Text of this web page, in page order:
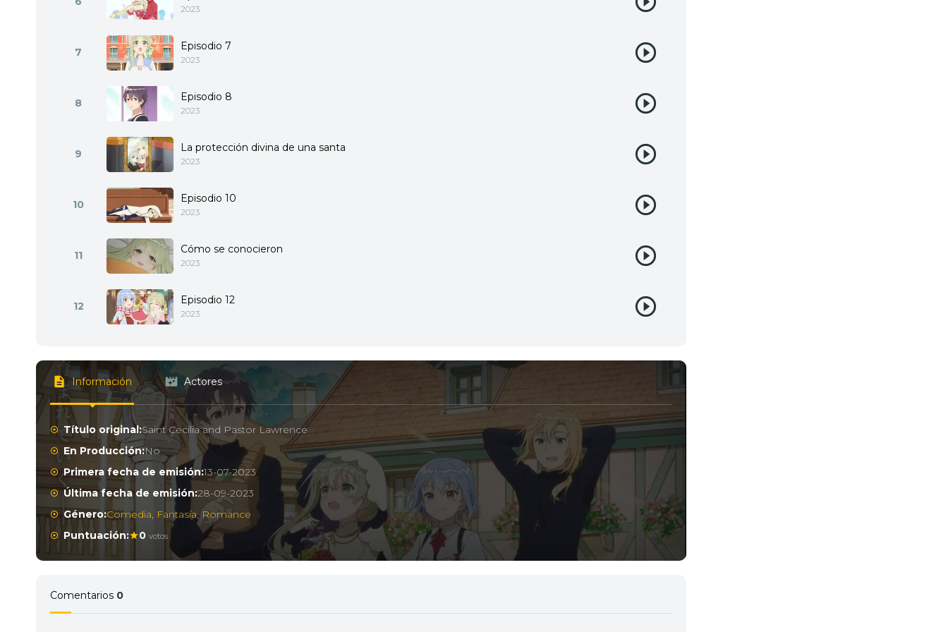
2023
7 Episodio 7
2023
8 Episodio 8
2023
9 La protección divina de una santa
2023
10 Episodio 10
2023
11 Cómo se conocieron
2023
12 Episodio 12
2023
Información Actores
Título original:Saint Cecilia and Pastor Lawrence
En Producción:No
Primera fecha de emisión:13-07-2023
Última fecha de emisión:28-09-2023
Género:Comedia, Fantasía,Romance
Puntuación:
0 votos
Comentarios 0